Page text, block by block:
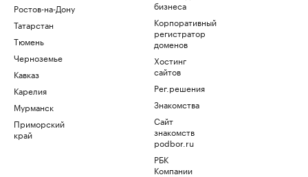
Ростов-на-Дону
Татарстан
Тюмень
Черноземье
Кавказ
Карелия
Мурманск
Приморский
край
бизнеса
Корпоративный
регистратор
доменов
Хостинг
сайтов
Рег.решения
Знакомства
Сайт
знакомств
podbor.ru
РБК
Компании